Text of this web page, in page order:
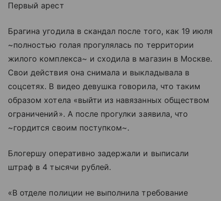
Первый арест
Брагина угодила в скандал после того, как 19 июля
~полностью голая прогулялась по территории
жилого комплекса~ и сходила в магазин в Москве.
Свои действия она снимала и выкладывала в
соцсетях. В видео девушка говорила, что таким
образом хотела «выйти из навязанных обществом
ограничений». А после прогулки заявила, что
~гордится своим поступком~.
Блогершу оперативно задержали и выписали
штраф в 4 тысячи рублей.
«В отделе полиции не выполнила требование